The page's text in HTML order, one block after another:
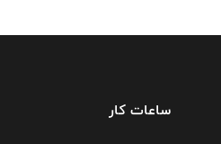
ساعات کار